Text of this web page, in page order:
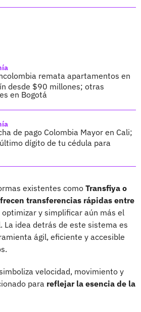
remata apartamentos en
desde $90 millones; otras
en Bogotá
de pago Colombia Mayor en Cali;
dígito de tu cédula para
existentes como Transfiya o
transferencias rápidas entre
optimizar y simplificar aún más el
La idea detrás de este sistema es
ágil, eficiente y accesible
velocidad, movimiento y
para reflejar la esencia de la